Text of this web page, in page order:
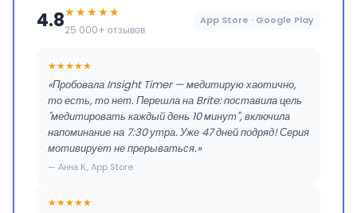
4.8★★★★★
25 000+ отзывов
App Store · Google Play
★★★★★
«Пробовала Insight Timer — медитирую хаотично,
то есть, то нет. Перешла на Brite: поставила цель
"медитировать каждый день 10 минут", включила
напоминание на 7:30 утра. Уже 47 дней подряд! Серия
мотивирует не прерываться.»
— Анна К., App Store
★★★★★